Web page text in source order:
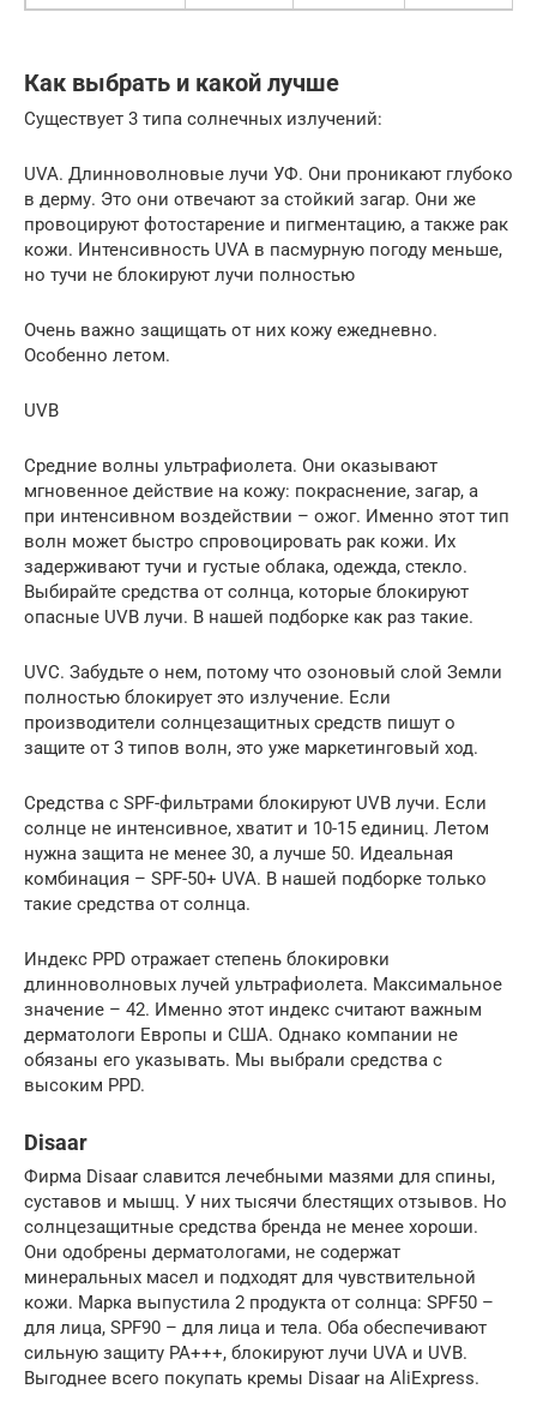
Как выбрать и какой лучше
Существует 3 типа солнечных излучений:
UVA. Длинноволновые лучи УФ. Они проникают глубоко
в дерму. Это они отвечают за стойкий загар. Они же
провоцируют фотостарение и пигментацию, а также рак
кожи. Интенсивность UVA в пасмурную погоду меньше,
но тучи не блокируют лучи полностью
Очень важно защищать от них кожу ежедневно.
Особенно летом.
UVB
Средние волны ультрафиолета. Они оказывают
мгновенное действие на кожу: покраснение, загар, а
при интенсивном воздействии – ожог. Именно этот тип
волн может быстро спровоцировать рак кожи. Их
задерживают тучи и густые облака, одежда, стекло.
Выбирайте средства от солнца, которые блокируют
опасные UVB лучи. В нашей подборке как раз такие.
UVC. Забудьте о нем, потому что озоновый слой Земли
полностью блокирует это излучение. Если
производители солнцезащитных средств пишут о
защите от 3 типов волн, это уже маркетинговый ход.
Средства с SPF-фильтрами блокируют UVB лучи. Если
солнце не интенсивное, хватит и 10-15 единиц. Летом
нужна защита не менее 30, а лучше 50. Идеальная
комбинация – SPF-50+ UVA. В нашей подборке только
такие средства от солнца.
Индекс PPD отражает степень блокировки
длинноволновых лучей ультрафиолета. Максимальное
значение – 42. Именно этот индекс считают важным
дерматологи Европы и США. Однако компании не
обязаны его указывать. Мы выбрали средства с
высоким PPD.
Disaar
Фирма Disaar славится лечебными мазями для спины,
суставов и мышц. У них тысячи блестящих отзывов. Но
солнцезащитные средства бренда не менее хороши.
Они одобрены дерматологами, не содержат
минеральных масел и подходят для чувствительной
кожи. Марка выпустила 2 продукта от солнца: SPF50 –
для лица, SPF90 – для лица и тела. Оба обеспечивают
сильную защиту PA+++, блокируют лучи UVA и UVB.
Выгоднее всего покупать кремы Disaar на AliExpress.